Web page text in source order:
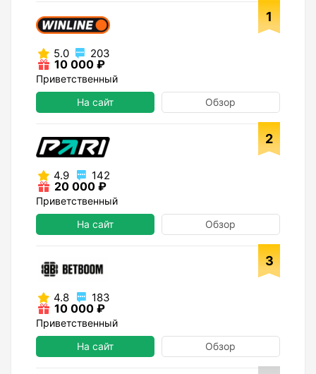
1
5.0 203
10 000 ₽
Приветственный
На сайт
Обзор
2
4.9 142
20 000 ₽
Приветственный
На сайт
Обзор
3
4.8 183
10 000 ₽
Приветственный
На сайт
Обзор